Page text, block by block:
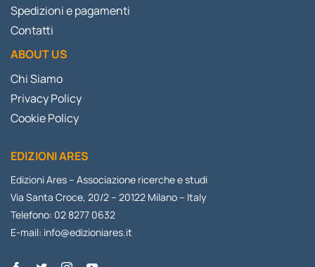
Spedizioni e pagamenti
Contatti
ABOUT US
Chi Siamo
Privacy Policy
Cookie Policy
EDIZIONI ARES
Edizioni Ares – Associazione ricerche e studi
Via Santa Croce, 20/2 – 20122 Milano – Italy
Telefono: 02 8277 0632
E-mail: info@edizioniares.it